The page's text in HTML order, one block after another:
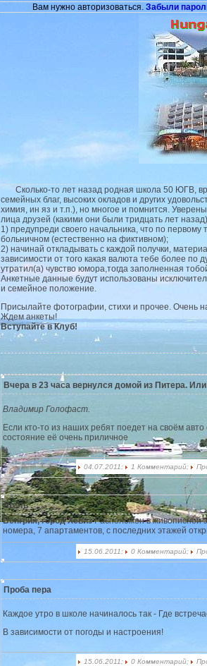
Вам нужно авторизоваться. Забыли
Сколько-то лет назад родная школа 50 ЮГВ,
семейных благ, высоких окладов и других
химия, ин яз и т.п.), но многое и помнится.
лица друзей (какими они были тридцать лет
1) предупреди своего начальника, что по
больничном (естественно на фиктивном);
2) начинай откладывать с каждой получки,
зависимости от того какая валюта тебе более по
утратил(а) чувство юмора,тогда заполненная
Анкетные данные будут использованы
и семейное положение.
Присылайте фотографии, стихи и прочее. Очень
Ждем анкеты!
Вступайте в Клуб!
Вчера в 23 часа вернулся домой из Питера.
Владимир Голофаст.
Если кто-то из наших ребят поедет на своём
состояние её очень приличное
04.07.2011; 1 Комментарий;
отель
Венгрия, город ХевизРасположен в живописной
номера, 7 апартаментов, с последних этажей
15.06.2011; 0 Комментарий;
Проба пера
Каждое утро в школе начиналось так - Где
В зависимости от погоды и настроения!
15.06.2011; 0 Комментарий;